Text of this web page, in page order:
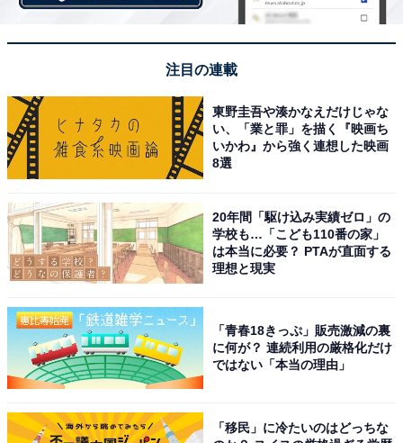
これはイラつきますね。あなたの荷物さまをどかせば、
注目の連載
東野圭吾や湊かなえだけじゃな
い、「業と罪」を描く『映画ち
いかわ』から強く連想した映画
8選
20年間「駆け込み実績ゼロ」の
学校も…「こども110番の家」
は本当に必要？ PTAが直面する
理想と現実
「青春18きっぷ」販売激減の裏
に何が？ 連続利用の厳格化だけ
ではない「本当の理由」
「移民」に冷たいのはどっちな